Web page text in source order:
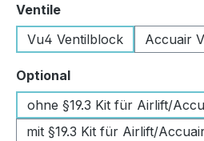
Ventileauswählen
Vu4 Ventilblock
Accuair
Optionalauswählen
ohne §19.3 Kit für Airlift/
mit §19.3 Kit für Airlift/